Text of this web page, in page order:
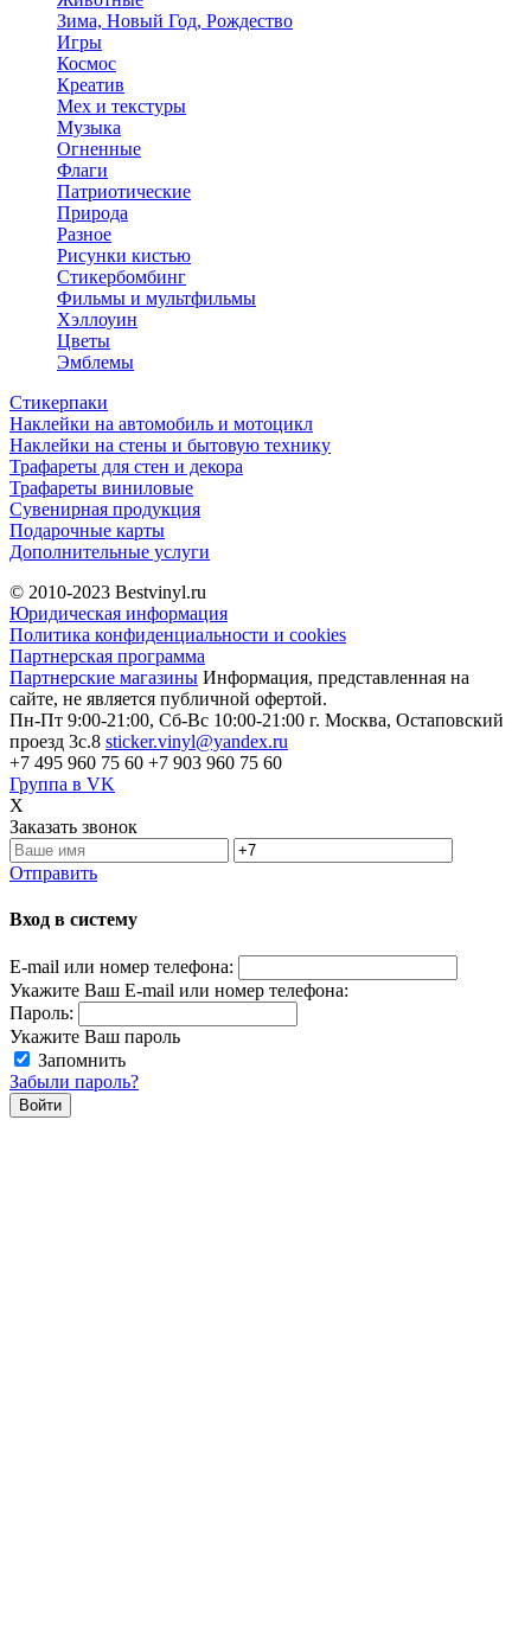
Зима, Новый Год, Рождество
Игры
Космос
Креатив
Мех и текстуры
Музыка
Огненные
Флаги
Патриотические
Природа
Разное
Рисунки кистью
Стикербомбинг
Фильмы и мультфильмы
Хэллоуин
Цветы
Эмблемы
Стикерпаки
Наклейки на автомобиль и мотоцикл
Наклейки на стены и бытовую технику
Трафареты для стен и декора
Трафареты виниловые
Сувенирная продукция
Подарочные карты
Дополнительные услуги
© 2010-2023 Bestvinyl.ru
Юридическая информация
Политика конфиденциальности и cookies
Партнерская программа
Партнерские магазины Информация, представленная на
сайте, не является публичной офертой.
Пн-Пт 9:00-21:00, Сб-Вс 10:00-21:00 г. Москва, Остаповский
проезд 3с.8 sticker.vinyl@yandex.ru
+7 495 960 75 60 +7 903 960 75 60
Группа в VK
X
Заказать звонок
Отправить
Вход в систему
E-mail или номер телефона:
Укажите Ваш E-mail или номер телефона:
Пароль:
Укажите Ваш пароль
Запомнить
Забыли пароль?